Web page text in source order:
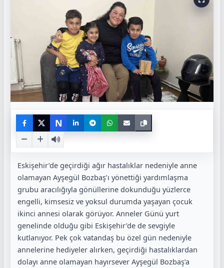
N
Eskişehir’de geçirdiği ağır hastalıklar nedeniyle anne
olamayan Ayşegül Bozbaş’ı yönettiği yardımlaşma
grubu aracılığıyla gönüllerine dokunduğu yüzlerce
engelli, kimsesiz ve yoksul durumda yaşayan çocuk
ikinci annesi olarak görüyor. Anneler Günü yurt
genelinde olduğu gibi Eskişehir’de de sevgiyle
kutlanıyor. Pek çok vatandaş bu özel gün nedeniyle
annelerine hediyeler alırken, geçirdiği hastalıklardan
dolayı anne olamayan hayırsever Ayşegül Bozbaş’a